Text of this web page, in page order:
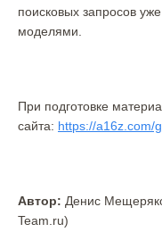
поисковых запросов
моделями.
При подготовке
сайта: https://a16z.com/
Автор: Денис
Team.ru)